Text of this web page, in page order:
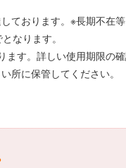
ております。※長期不在
なります。
す。詳しい使用期限の
所に保管してください。